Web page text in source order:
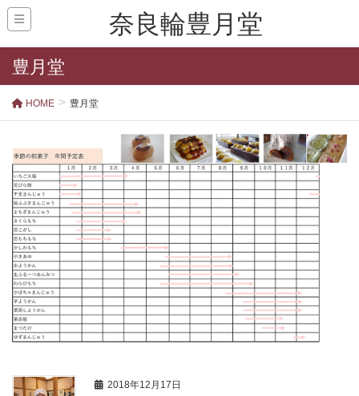
奈良輪豊月堂
豊月堂
HOME 豊月堂
2018年12月17日